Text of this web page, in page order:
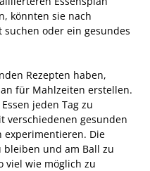
könnten sie nach
oder ein gesundes
Rezepten haben,
für Mahlzeiten erstellen.
jeden Tag zu
verschiedenen gesunden
experimentieren. Die
bleiben und am Ball zu
viel wie möglich zu